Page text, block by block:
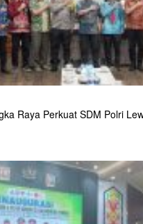
Raya Perkuat SDM Polri